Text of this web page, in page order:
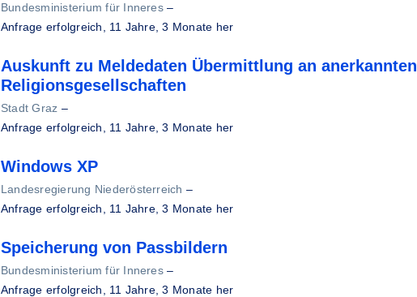
Bundesministerium für Inneres–
Anfrage erfolgreich, 11 Jahre, 3 Monate her
Auskunft zu Meldedaten Übermittlung an anerkannten
Religionsgesellschaften
Stadt Graz –
Anfrage erfolgreich, 11 Jahre, 3 Monate her
Windows XP
Landesregierung Niederösterreich –
Anfrage erfolgreich, 11 Jahre, 3 Monate her
Speicherung von Passbildern
Bundesministerium für Inneres–
Anfrage erfolgreich, 11 Jahre, 3 Monate her